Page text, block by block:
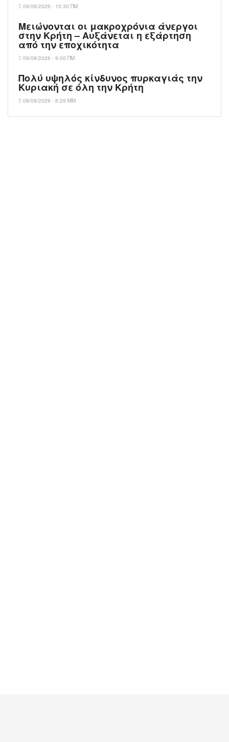
09/08/2026 - 10:30 ΠΜ
Μειώνονται οι μακροχρόνια άνεργοι
στην Κρήτη – Αυξάνεται η εξάρτηση
από την εποχικότητα
09/08/2026 - 9:00 ΠΜ
Πολύ υψηλός κίνδυνος πυρκαγιάς την
Κυριακή σε όλη την Κρήτη
08/08/2026 - 8:29 ΜΜ